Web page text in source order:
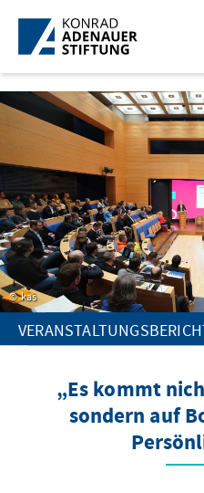
Zum Hauptinhalt springen
kas
„Es kommt
sondern auf